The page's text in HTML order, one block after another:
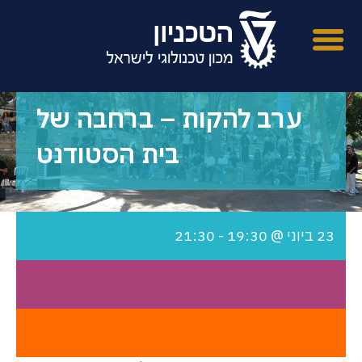
ערב להקות – ברחבה של
בית הסטודנט
23 ביוני @ 19:30 -
21:30